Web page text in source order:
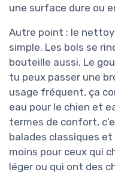
une surface dure ou
Autre point : le
simple. Les bols se
bouteille aussi. Le
tu peux passer une
usage fréquent, ça
eau pour le chien et
termes de confort,
balades classiques
moins pour ceux qui
léger ou qui ont des